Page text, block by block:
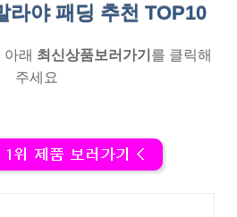
라야 패딩 추천 TOP10
아래 최신상품보러가기 를 클릭해
주세요